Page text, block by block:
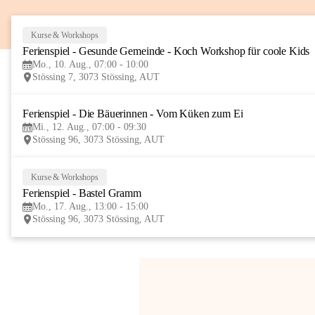
Kurse & Workshops
Ferienspiel - Gesunde Gemeinde - Koch Workshop für coole Kids
Mo., 10. Aug., 07:00 - 10:00
Stössing 7, 3073 Stössing, AUT
Ferienspiel - Die Bäuerinnen - Vom Küken zum Ei
Mi., 12. Aug., 07:00 - 09:30
Stössing 96, 3073 Stössing, AUT
Kurse & Workshops
Ferienspiel - Bastel Gramm
Mo., 17. Aug., 13:00 - 15:00
Stössing 96, 3073 Stössing, AUT